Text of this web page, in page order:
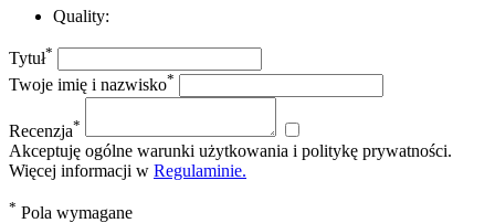
Quality:
Tytuł*
Twoje imię i nazwisko*
Recenzja*
Akceptuję ogólne warunki użytkowania i politykę prywatności.
Więcej informacji w Regulaminie.
* Pola wymagane